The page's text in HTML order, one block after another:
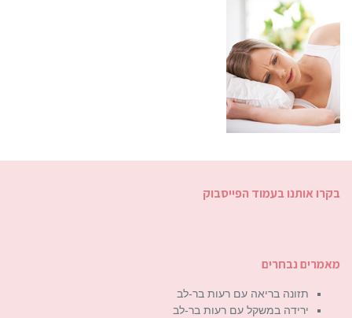
בקרו אותנו בעמוד הפייסבוק
מאמרים נבחרים
תזונה בריאה עם רעות בר-לב
ירידה במשקל עם רעות בר-לב